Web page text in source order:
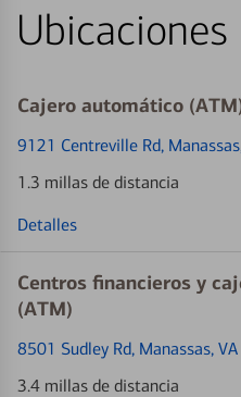
Cajero automático
9121 Centreville Rd,
1.3 millas de distancia
Detalles
Centros financieros y
(ATM)
8501 Sudley Rd, Manassas,
3.4 millas de distancia